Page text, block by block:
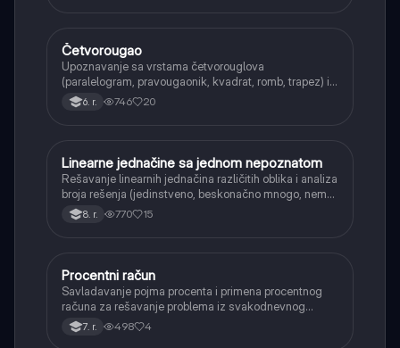
Matematika
Četvorougao
Upoznavanje sa vrstama četvorouglova
(paralelogram, pravougaonik, kvadrat, romb, trapez) i
njihovim osnovnim svojstvima.
6. r. 746 20
Matematika
Linearne jednačine sa jednom nepoznatom
Rešavanje linearnih jednačina različitih oblika i analiza
broja rešenja (jedinstveno, beskonačno mnogo, nema
rešenja).
8. r. 770 15
Matematika
Procentni račun
Savladavanje pojma procenta i primena procentnog
računa za rešavanje problema iz svakodnevnog
života, kao što su popusti, kamate i povećanja.
7. r. 498 4